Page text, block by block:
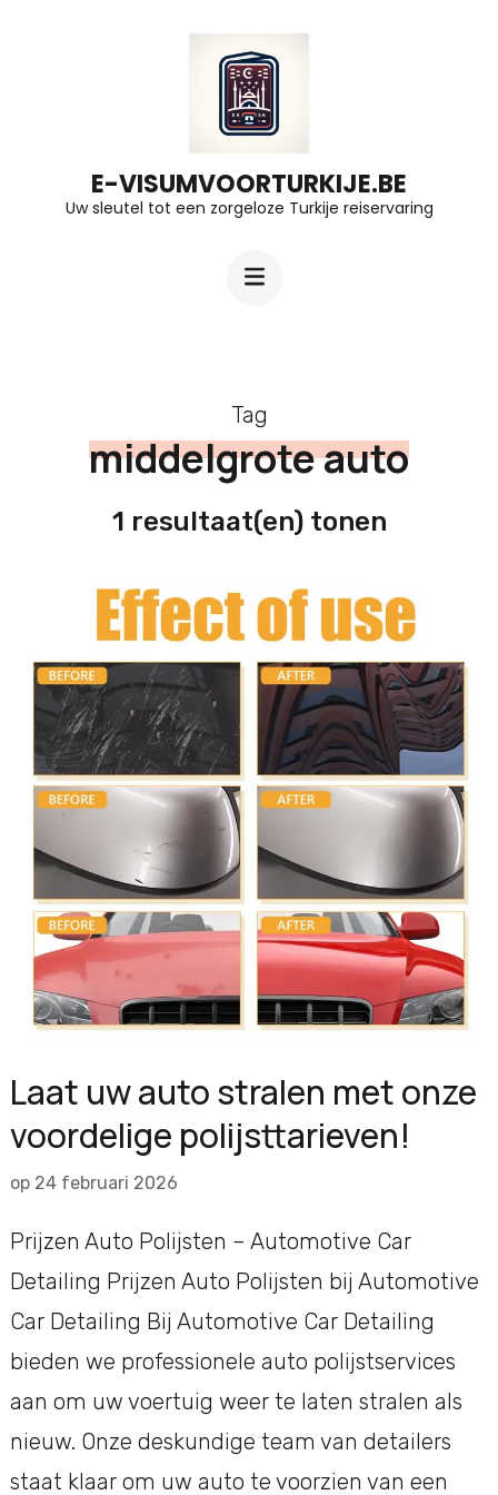
E-VISUMVOORTURKIJE.BE
Uw sleutel tot een zorgeloze Turkije reiservaring
Tag
middelgrote auto
1 resultaat(en) tonen
Laat uw auto stralen met onze
voordelige polijsttarieven!
op 24 februari 2026
Prijzen Auto Polijsten – Automotive Car
Detailing Prijzen Auto Polijsten bij Automotive
Car Detailing Bij Automotive Car Detailing
bieden we professionele auto polijstservices
aan om uw voertuig weer te laten stralen als
nieuw. Onze deskundige team van detailers
staat klaar om uw auto te voorzien van een